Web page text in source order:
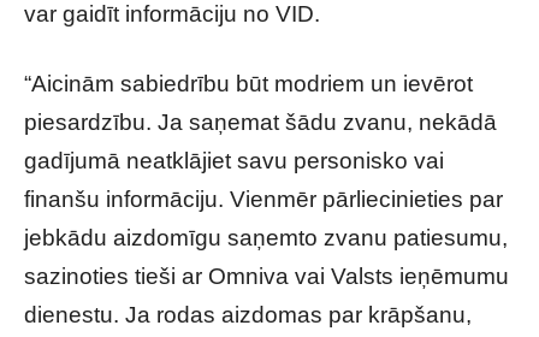
var gaidīt informāciju no VID.
“Aicinām sabiedrību būt modriem un ievērot
piesardzību. Ja saņemat šādu zvanu, nekādā
gadījumā neatklājiet savu personisko vai
finanšu informāciju. Vienmēr pārliecinieties par
jebkādu aizdomīgu saņemto zvanu patiesumu,
sazinoties tieši ar Omniva vai Valsts ieņēmumu
dienestu. Ja rodas aizdomas par krāpšanu,